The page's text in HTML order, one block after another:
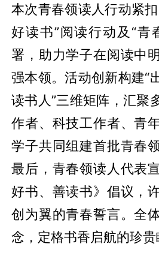
本次青春领读人行动紧
好读书”阅读行动及“青
署，助力学子在阅读中
强本领。活动创新构建“
读书人”三维矩阵，汇聚
作者、科技工作者、青
学子共同组建首批青春
最后，青春领读人代表
好书、善读书》倡议，
创为翼的青春誓言。全
念，定格书香启航的珍贵